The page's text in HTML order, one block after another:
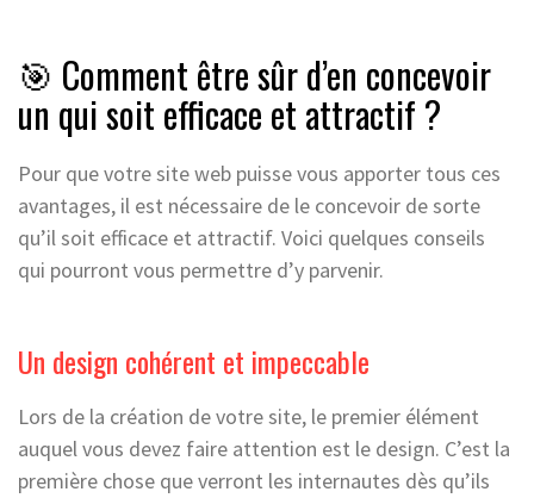
🎯 Comment être sûr d’en concevoir
un qui soit efficace et attractif ?
Pour que votre site web puisse vous apporter tous ces
avantages, il est nécessaire de le concevoir de sorte
qu’il soit efficace et attractif. Voici quelques conseils
qui pourront vous permettre d’y parvenir.
Un design cohérent et impeccable
Lors de la création de votre site, le premier élément
auquel vous devez faire attention est le design. C’est la
première chose que verront les internautes dès qu’ils